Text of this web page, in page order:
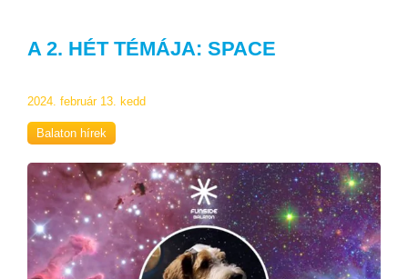
A 2. HÉT TÉMÁJA: SPACE
2024. február 13. kedd
Balaton hírek